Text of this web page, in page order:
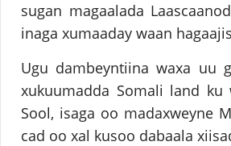
sugan magaalada
inaga xumaaday waan
Ugu dambeyntiina waxa uu
xukuumadda Somali land ku
Sool, isaga oo madaxweyne
cad oo xal kusoo dabaala